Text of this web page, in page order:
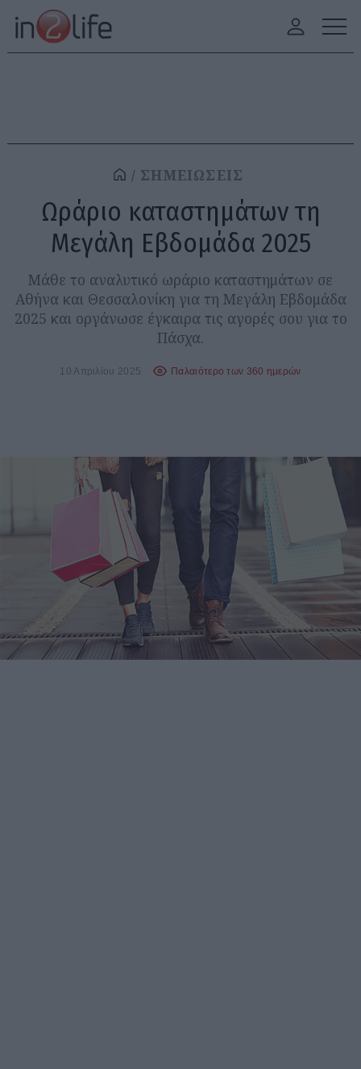
ΣΗΜΕΙΩΣΕΙΣ
Ωράριο καταστημάτων τη
Μεγάλη Εβδομάδα 2025
Μάθε το αναλυτικό ωράριο καταστημάτων σε
Αθήνα και Θεσσαλονίκη για τη Μεγάλη Εβδομάδα
2025 και οργάνωσε έγκαιρα τις αγορές σου για το
Πάσχα.
10 Απριλίου 2025 Παλαιότερο των 360 ημερών